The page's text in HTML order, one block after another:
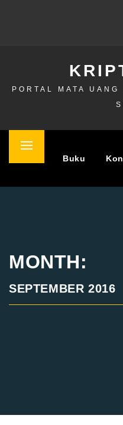
PORTAL MATA
Primary
Buku
MONTH:
SEPTEMBER 2016